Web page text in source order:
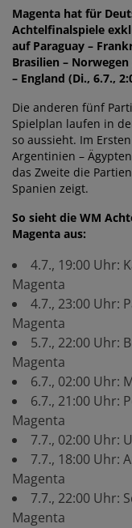
Magenta hat für
Achtelfinalspiele
auf Paraguay –
Brasilien –
– England (Di., 6.7.,
Die anderen fünf
Spielplan laufen in
so aussieht. Im
Argentinien –
das Zweite die
Spanien zeigt.
So sieht die WM
Magenta aus:
4.7., 19:00 Uhr:
Magenta
4.7., 23:00 Uhr:
Magenta
5.7., 22:00 Uhr:
Magenta
6.7., 02:00 Uhr:
6.7., 21:00 Uhr:
Magenta
7.7., 02:00 Uhr:
7.7., 18:00 Uhr:
Magenta
7.7., 22:00 Uhr:
Magenta